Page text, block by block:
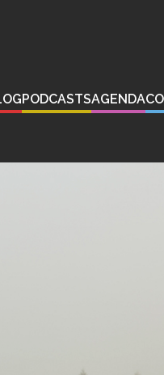
PODCASTSAGENDA